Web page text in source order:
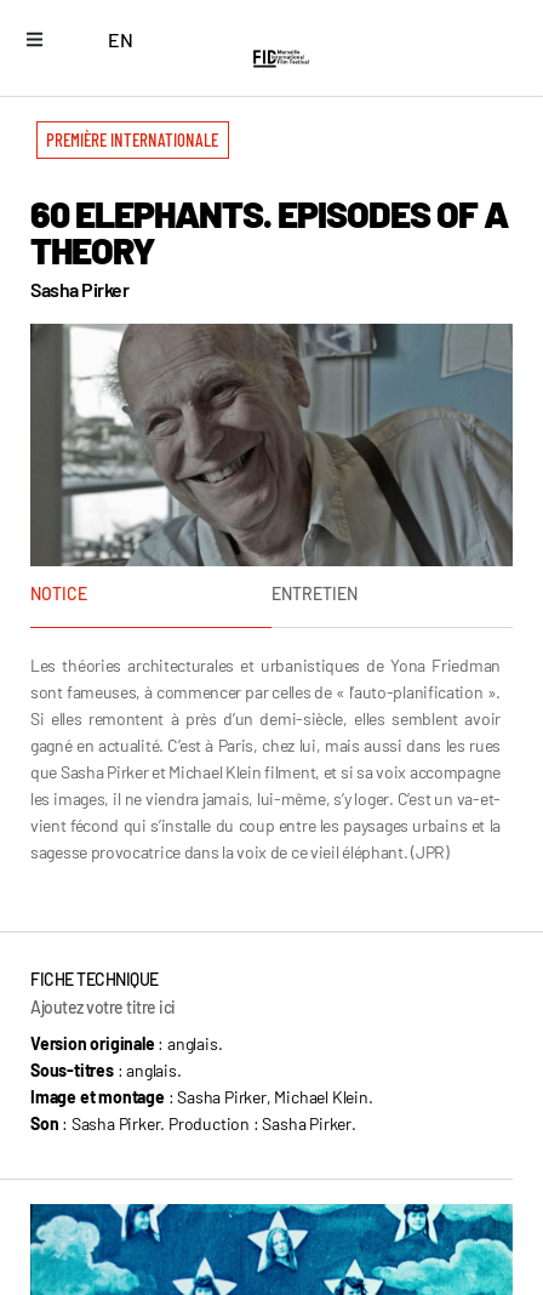
EN
PREMIÈRE INTERNATIONALE
60 ELEPHANTS. EPISODES OF A
THEORY
Sasha Pirker
NOTICE ENTRETIEN
Les théories architecturales et urbanistiques de Yona Friedman
sont fameuses, à commencer par celles de « l’auto-planification ».
Si elles remontent à près d’un demi-siècle, elles semblent avoir
gagné en actualité. C’est à Paris, chez lui, mais aussi dans les rues
que Sasha Pirker et Michael Klein filment, et si sa voix accompagne
les images, il ne viendra jamais, lui-même, s’y loger. C’est un va-et-
vient fécond qui s’installe du coup entre les paysages urbains et la
sagesse provocatrice dans la voix de ce vieil éléphant. (JPR)
FICHE TECHNIQUE
Ajoutez votre titre ici
Version originale: anglais.
Sous-titres : anglais.
Image et montage : Sasha Pirker, Michael Klein.
Son : Sasha Pirker. Production : Sasha Pirker.